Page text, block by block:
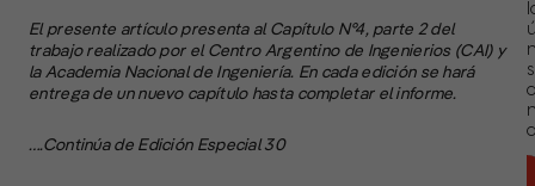
El presente artículo presenta al Capítulo N°4, parte 2 del
trabajo realizado por el Centro Argentino de Ingenierios (CAI) y
la Academia Nacional de Ingeniería. En cada edición se hará
entrega de un nuevo capítulo hasta completar el informe.
….Continúa de Edición Especial 30